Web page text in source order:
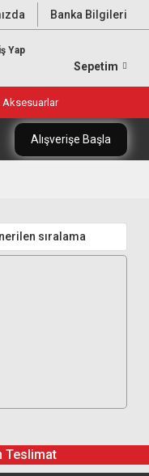
Banka Bilgileri
Yap
Sepetim
Aksesuarlar
Alışverişe Başla
Teslimat